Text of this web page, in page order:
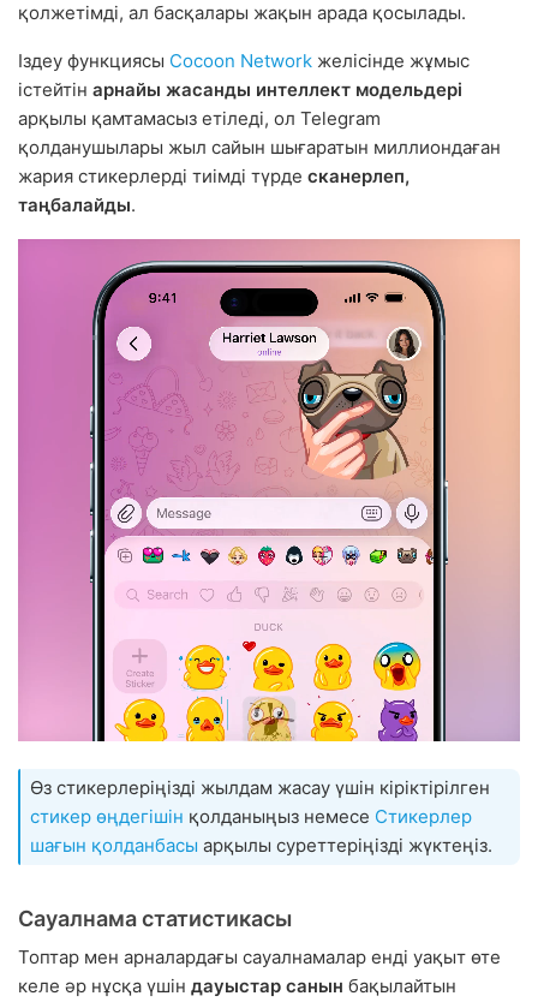
қолжетімді, ал басқалары жақын арада қосылады.
Іздеу функциясы Cocoon Network желісінде жұмыс
істейтін арнайы жасанды интеллект модельдері
арқылы қамтамасыз етіледі, ол Telegram
қолданушылары жыл сайын шығаратын миллиондаған
жария стикерлерді тиімді түрде сканерлеп,
таңбалайды.
Өз стикерлеріңізді жылдам жасау үшін кіріктірілген
стикер өңдегішін қолданыңыз немесе Стикерлер
шағын қолданбасы арқылы суреттеріңізді жүктеңіз.
Сауалнама статистикасы
Топтар мен арналардағы сауалнамалар енді уақыт өте
келе әр нұсқа үшін дауыстар санын бақылайтын